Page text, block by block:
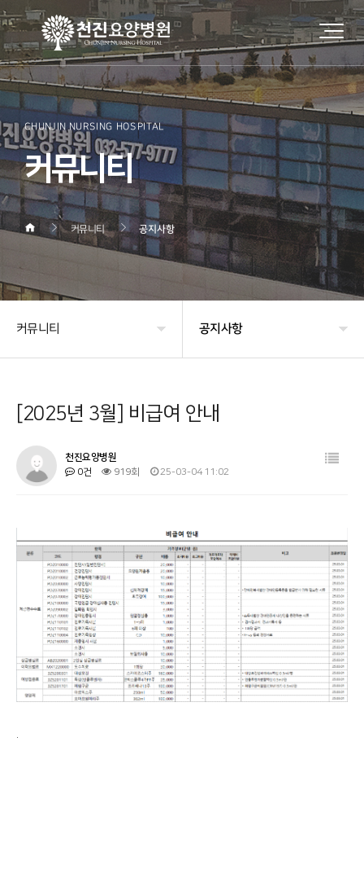
CHUNJIN NURSING HOSPITAL
커뮤니티
커뮤니티 공지사항
커뮤니티
시설 둘러보기
진료과목 안내
이용안내
커뮤니티
기타
공지사항
금주의 식단
[2025년 3월] 비급여 안내
천진요양병원
0건
919회 25-03-04 11:02